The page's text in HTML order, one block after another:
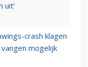
uit’
crash klagen
mogelijk